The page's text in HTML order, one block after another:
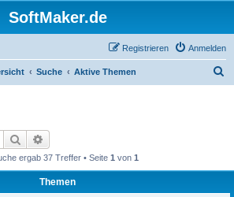
SoftMaker.de
Anmelden
Registrieren
Suche Aktive Themen
Suche
ergab 37 Treffer • Seite 1 von 1
Themen